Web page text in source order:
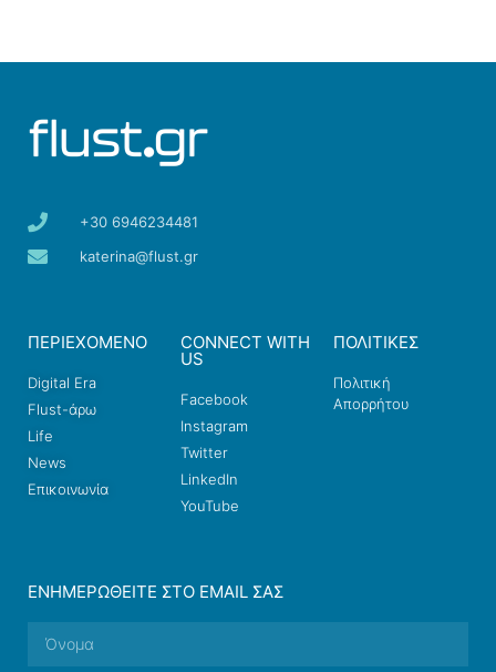
+30 6946234481
katerina@flust.gr
ΠΕΡΙΕΧΟΜΕΝΟ
Digital Era
Flust-άρω
Life
News
Επικοινωνία
CONNECT WITH
US
Facebook
Instagram
Twitter
LinkedIn
YouTube
ΠΟΛΙΤΙΚΕΣ
Πολιτική
Απορρήτου
ΕΝΗΜΕΡΩΘΕΊΤΕ ΣΤΟ EMAIL ΣΑΣ